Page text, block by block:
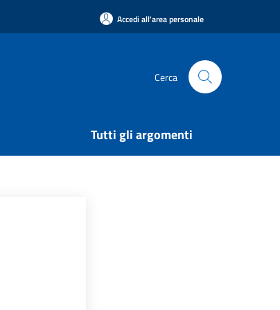
Accedi all'area personale
Cerca
Tutti gli argomenti